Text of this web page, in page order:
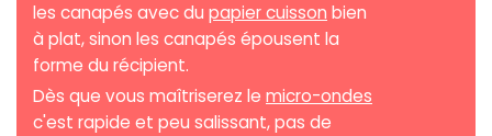
les canapés avec du papier cuisson bien
à plat, sinon les canapés épousent la
forme du récipient.
Dès que vous maîtriserez le micro-ondes
c'est rapide et peu salissant, pas de